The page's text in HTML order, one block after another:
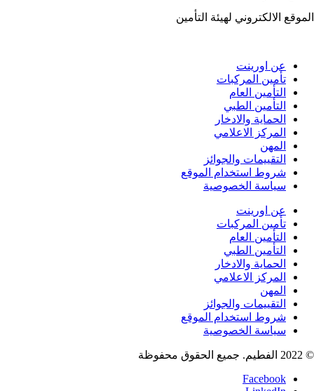
لهيئة التأمين https://www.ia.gov.sa
اورينت
المركبات
العام
الطبي
والادخار
الاعلامي
والجوائز
استخدام الموقع
الخصوصية
اورينت
المركبات
العام
الطبي
والادخار
الاعلامي
والجوائز
استخدام الموقع
الخصوصية